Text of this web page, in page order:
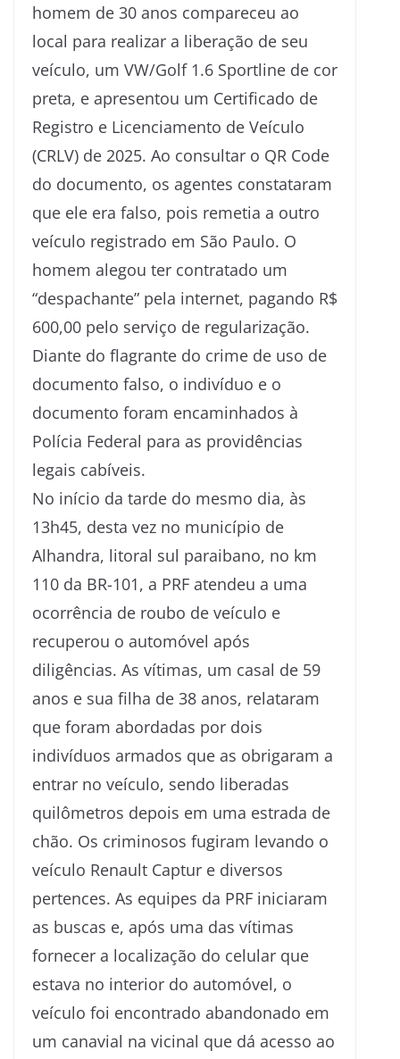
homem de 30 anos compareceu ao
local para realizar a liberação de seu
veículo, um VW/Golf 1.6 Sportline de cor
preta, e apresentou um Certificado de
Registro e Licenciamento de Veículo
(CRLV) de 2025. Ao consultar o QR Code
do documento, os agentes constataram
que ele era falso, pois remetia a outro
veículo registrado em São Paulo. O
homem alegou ter contratado um
“despachante” pela internet, pagando R$
600,00 pelo serviço de regularização.
Diante do flagrante do crime de uso de
documento falso, o indivíduo e o
documento foram encaminhados à
Polícia Federal para as providências
legais cabíveis.
No início da tarde do mesmo dia, às
13h45, desta vez no município de
Alhandra, litoral sul paraibano, no km
110 da BR-101, a PRF atendeu a uma
ocorrência de roubo de veículo e
recuperou o automóvel após
diligências. As vítimas, um casal de 59
anos e sua filha de 38 anos, relataram
que foram abordadas por dois
indivíduos armados que as obrigaram a
entrar no veículo, sendo liberadas
quilômetros depois em uma estrada de
chão. Os criminosos fugiram levando o
veículo Renault Captur e diversos
pertences. As equipes da PRF iniciaram
as buscas e, após uma das vítimas
fornecer a localização do celular que
estava no interior do automóvel, o
veículo foi encontrado abandonado em
um canavial na vicinal que dá acesso ao